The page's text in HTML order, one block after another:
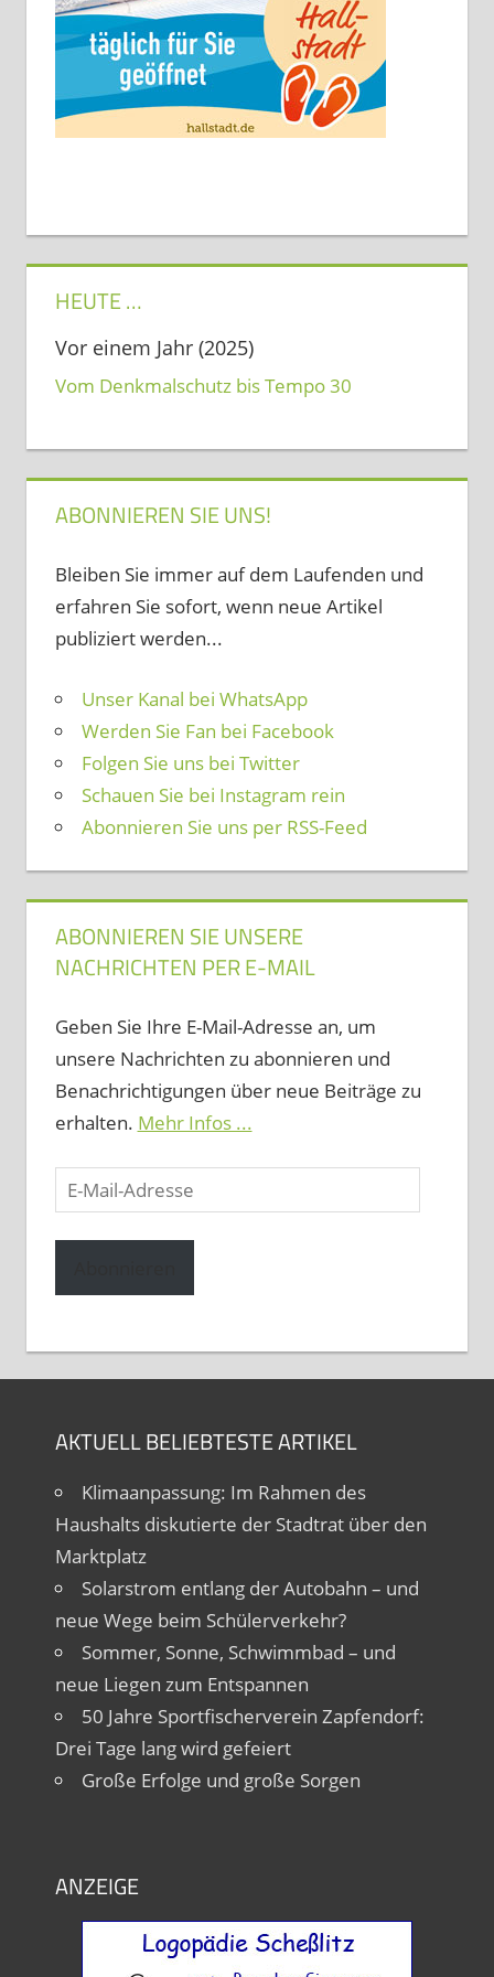
HEUTE …
Vor einem Jahr (2025)
Vom Denkmalschutz bis Tempo 30
ABONNIEREN SIE UNS!
Bleiben Sie immer auf dem Laufenden und
erfahren Sie sofort, wenn neue Artikel
publiziert werden...
Unser Kanal bei WhatsApp
Werden Sie Fan bei Facebook
Folgen Sie uns bei Twitter
Schauen Sie bei Instagram rein
Abonnieren Sie uns per RSS-Feed
ABONNIEREN SIE UNSERE
NACHRICHTEN PER E-MAIL
Geben Sie Ihre E-Mail-Adresse an, um
unsere Nachrichten zu abonnieren und
Benachrichtigungen über neue Beiträge zu
erhalten. Mehr Infos ...
E-
Mail-
Adresse
AKTUELL BELIEBTESTE ARTIKEL
Klimaanpassung: Im Rahmen des
Haushalts diskutierte der Stadtrat über den
Marktplatz
Solarstrom entlang der Autobahn – und
neue Wege beim Schülerverkehr?
Sommer, Sonne, Schwimmbad – und
neue Liegen zum Entspannen
50 Jahre Sportfischerverein Zapfendorf:
Drei Tage lang wird gefeiert
Große Erfolge und große Sorgen
ANZEIGE